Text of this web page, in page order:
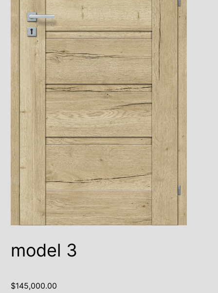
model 3
$145,000.00